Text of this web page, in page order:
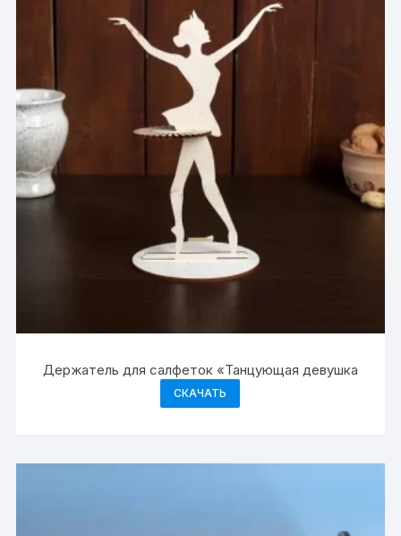
Держатель для салфеток «Танцующая девушка
СКАЧАТЬ